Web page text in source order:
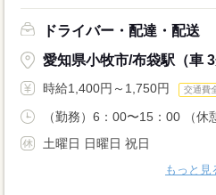
ドライバー・配達・配送
愛知県小牧市/布袋駅（車 3
時給1,400円～1,750円 交通費
（勤務）6：00〜15：00 （休
土曜日 日曜日 祝日
もっと見